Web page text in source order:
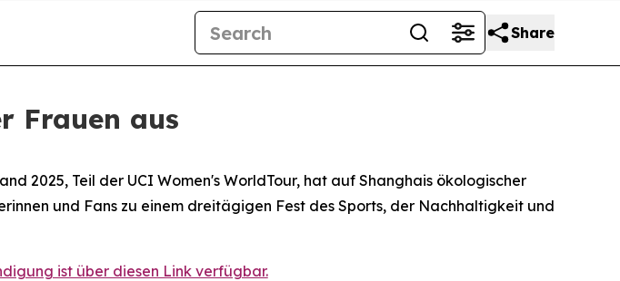
Share
Frauen aus
2025, Teil der UCI Women's WorldTour, hat auf Shanghais ökologischer
und Fans zu einem dreitägigen Fest des Sports, der Nachhaltigkeit und
ist über diesen Link verfügbar.